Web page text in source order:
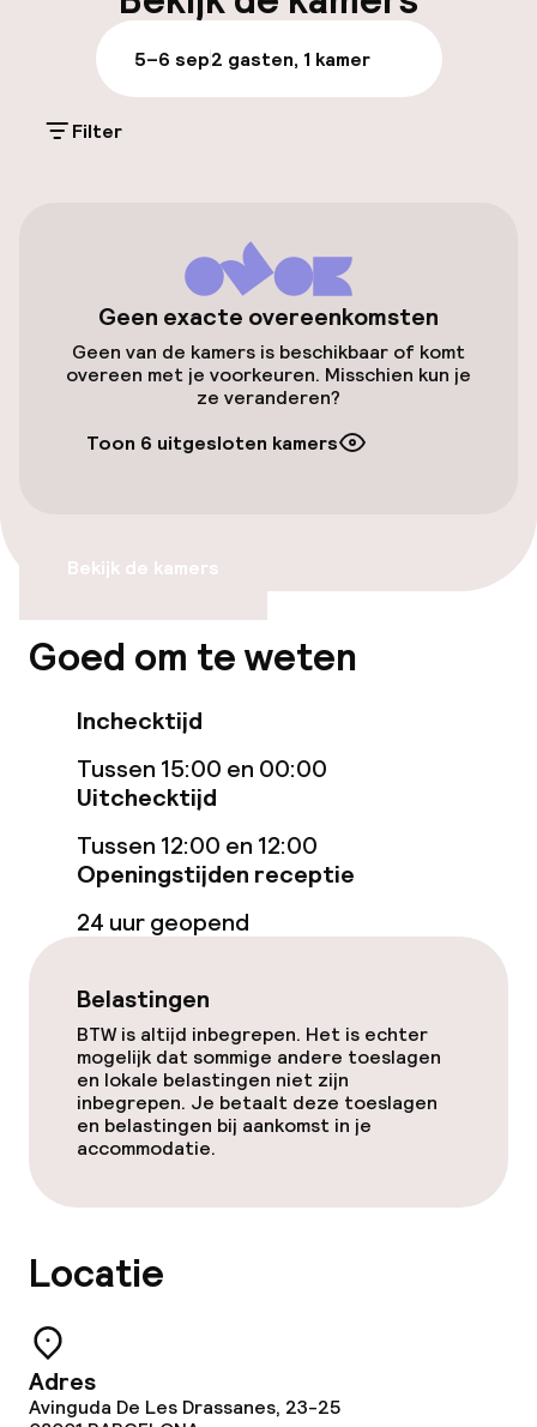
Parkeren & mobiliteit
Parkeergelegenheid op eigen terrein
(buiten)
Oplaadpunt elektrische auto op
locatie
Fietsenstalling
Toegankelijkheid
Zwemmen & wellness
Ligstoelen
Parasols
Fitnessruimte / gym
Entertainment
Gratis wifi
Zonneterras
Eet- en drinkdiensten
Schoonmaakvoorzieningen
5–6 sep2 gasten, 1 kamer
Filter
Geen exacte overeenkomsten
Geen van de kamers is beschikbaar of komt
overeen met je voorkeuren. Misschien kun je
ze veranderen?
Toon 6 uitgesloten kamers
Bekijk de kamers
Goed om te weten
Inchecktijd
Tussen 15:00 en 00:00
Uitchecktijd
Tussen 12:00 en 12:00
Openingstijden receptie
24 uur geopend
Belastingen
BTW is altijd inbegrepen. Het is echter
mogelijk dat sommige andere toeslagen
en lokale belastingen niet zijn
inbegrepen. Je betaalt deze toeslagen
en belastingen bij aankomst in je
accommodatie.
Locatie
Adres
Avinguda De Les Drassanes, 23-25